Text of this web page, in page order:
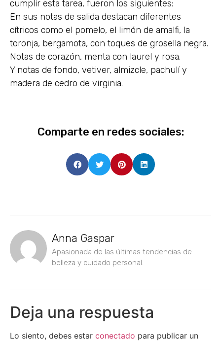
cumplir esta tarea, fueron los siguientes:
En sus notas de salida destacan diferentes
cítricos como el pomelo, el limón de amalfi, la
toronja, bergamota, con toques de grosella negra.
Notas de corazón, menta con laurel y rosa.
Y notas de fondo, vetiver, almizcle, pachulí y
madera de cedro de virginia.
Comparte en redes sociales:
Anna Gaspar
Apasionada de las últimas tendencias de
belleza y cuidado personal.
Deja una respuesta
Lo siento, debes estar conectado para publicar un